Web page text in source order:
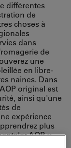
différentes
de
choses à
dans
de
une
en libre-
naines. Dans
original est
ainsi qu'une
de
expérience
plus
AOP, y